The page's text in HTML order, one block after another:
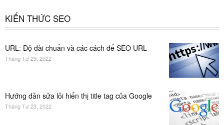
KIẾN THỨC SEO
URL: Độ dài chuẩn và các cách để SEO URL
Tháng Tư 29, 2022
Hướng dẫn sửa lỗi hiển thị title tag của Google
Tháng Tư 23, 2022